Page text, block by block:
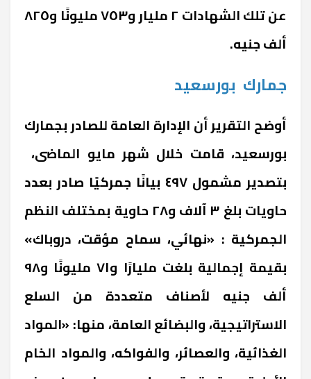
عن تلك الشهادات ٢ مليار و٧٥٣ مليونًا و٨٢٥
ألف جنيه.
جمارك بورسعيد
أوضح التقرير أن الإدارة العامة للصادر بجمارك
بورسعيد، قامت خلال شهر مايو الماضى،
بتصدير مشمول ٤٩٧ بيانًا جمركيًا صادر بعدد
حاويات بلغ ٣ آلاف و٢٨ حاوية بمختلف النظم
الجمركية : «نهائي، سماح مؤقت، دروباك»
بقيمة إجمالية بلغت مليارًا و٧١ مليونًا و٩٨
ألف جنيه لأصناف متعددة من السلع
الاستراتيجية، والبضائع العامة، منها: «المواد
الغذائية، والعصائر، والفواكه، والمواد الخام